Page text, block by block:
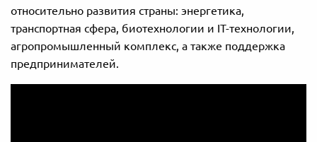
относительно развития страны: энергетика,
транспортная сфера, биотехнологии и IT-технологии,
агропромышленный комплекс, а также поддержка
предпринимателей.